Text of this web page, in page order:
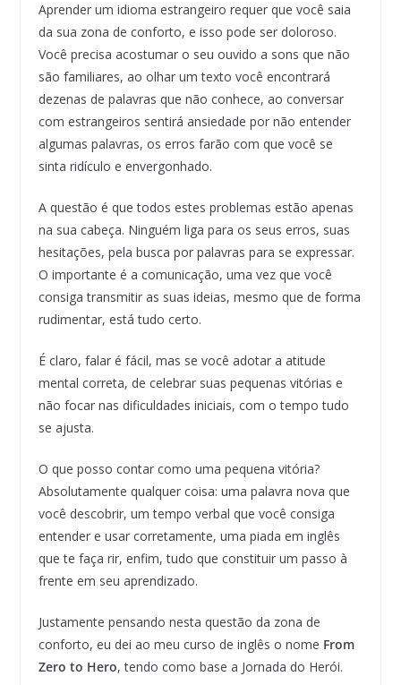
Aprender um idioma estrangeiro requer que você saia
da sua zona de conforto, e isso pode ser doloroso.
Você precisa acostumar o seu ouvido a sons que não
são familiares, ao olhar um texto você encontrará
dezenas de palavras que não conhece, ao conversar
com estrangeiros sentirá ansiedade por não entender
algumas palavras, os erros farão com que você se
sinta ridículo e envergonhado.
A questão é que todos estes problemas estão apenas
na sua cabeça. Ninguém liga para os seus erros, suas
hesitações, pela busca por palavras para se expressar.
O importante é a comunicação, uma vez que você
consiga transmitir as suas ideias, mesmo que de forma
rudimentar, está tudo certo.
É claro, falar é fácil, mas se você adotar a atitude
mental correta, de celebrar suas pequenas vitórias e
não focar nas dificuldades iniciais, com o tempo tudo
se ajusta.
O que posso contar como uma pequena vitória?
Absolutamente qualquer coisa: uma palavra nova que
você descobrir, um tempo verbal que você consiga
entender e usar corretamente, uma piada em inglês
que te faça rir, enfim, tudo que constituir um passo à
frente em seu aprendizado.
Justamente pensando nesta questão da zona de
conforto, eu dei ao meu curso de inglês o nome From
Zero to Hero, tendo como base a Jornada do Herói.